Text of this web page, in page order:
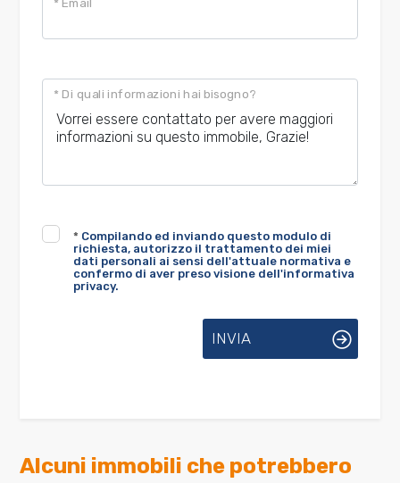
* Email
* Di quali informazioni hai bisogno?
* Compilando ed inviando questo modulo di
richiesta, autorizzo il trattamento dei miei
dati personali ai sensi dell'attuale normativa e
confermo di aver preso visione dell'informativa
privacy.
INVIA
Alcuni immobili che potrebbero